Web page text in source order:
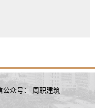
众号： 周职建筑